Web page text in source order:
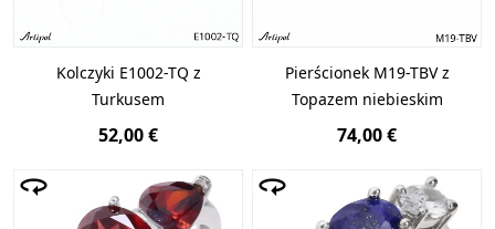
Kolczyki E1002-TQ z
Turkusem
52,00 €
Pierścionek M19-TBV z
Topazem niebieskim
74,00 €